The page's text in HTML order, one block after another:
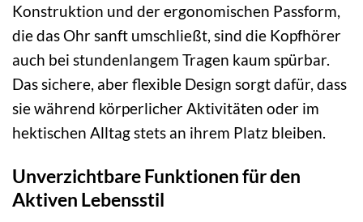
Konstruktion und der ergonomischen Passform,
die das Ohr sanft umschließt, sind die Kopfhörer
auch bei stundenlangem Tragen kaum spürbar.
Das sichere, aber flexible Design sorgt dafür, dass
sie während körperlicher Aktivitäten oder im
hektischen Alltag stets an ihrem Platz bleiben.
Unverzichtbare Funktionen für den
Aktiven Lebensstil